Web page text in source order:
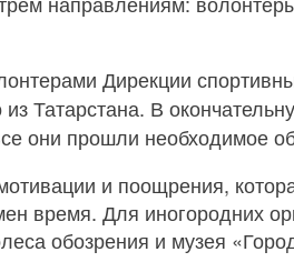
Дирекции
Татарстана. В
они прошли необходимое
и поощрения,
время. Для иногородних
обозрения и музея